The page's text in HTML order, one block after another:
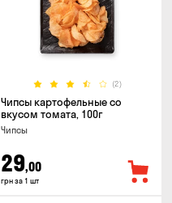
(2)
Чипсы картофельные со
вкусом томата, 100г
Чипсы
29,00
грн за 1 шт